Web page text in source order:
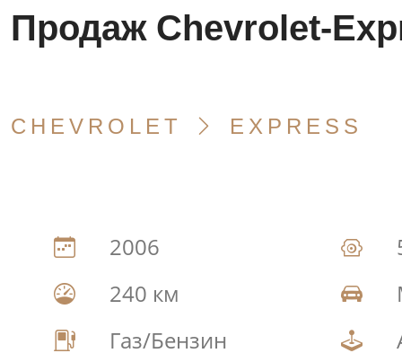
Продаж Chevrolet-
CHEVROLET EXPRESS
2006
240 км
Газ/Бензин